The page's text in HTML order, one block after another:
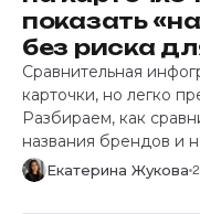
показать
без риска
Сравнительная
карточки, но легко
Разбираем, как
названия брендов и
Екатерина Жукова